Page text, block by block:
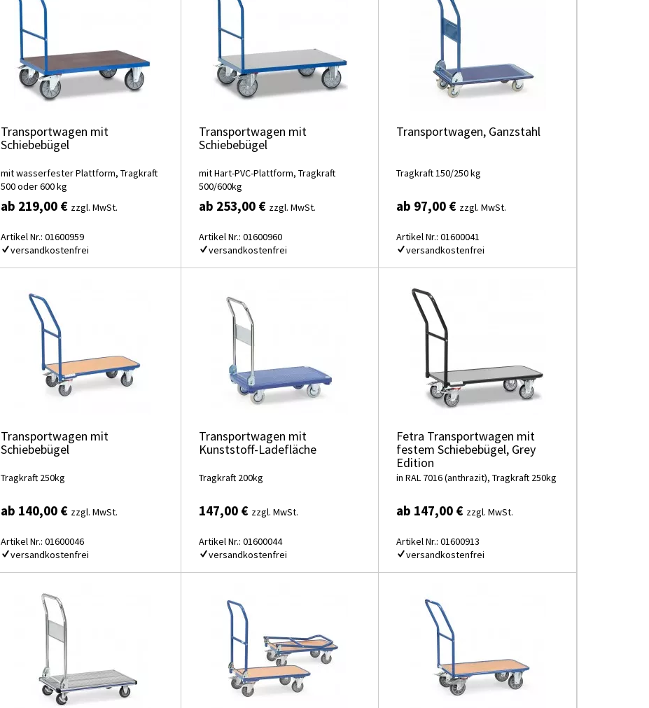
Transportwagen mit
Schiebebügel
mit wasserfester Plattform, Tragkraft
500 oder 600 kg
ab 219,00 € zzgl. MwSt.
Artikel Nr.: 01600959
versandkostenfrei
Transportwagen mit
Schiebebügel
mit Hart-PVC-Plattform, Tragkraft
500/600kg
ab 253,00 € zzgl. MwSt.
Artikel Nr.: 01600960
versandkostenfrei
Transportwagen, Ganzstahl
Tragkraft 150/250 kg
ab 97,00 € zzgl. MwSt.
Artikel Nr.: 01600041
versandkostenfrei
Transportwagen mit
Schiebebügel
Tragkraft 250kg
ab 140,00 € zzgl. MwSt.
Artikel Nr.: 01600046
versandkostenfrei
Transportwagen mit
Kunststoff-Ladefläche
Tragkraft 200kg
147,00 € zzgl. MwSt.
Artikel Nr.: 01600044
versandkostenfrei
Fetra Transportwagen mit
festem Schiebebügel, Grey
Edition
in RAL 7016 (anthrazit), Tragkraft 250kg
ab 147,00 € zzgl. MwSt.
Artikel Nr.: 01600913
versandkostenfrei